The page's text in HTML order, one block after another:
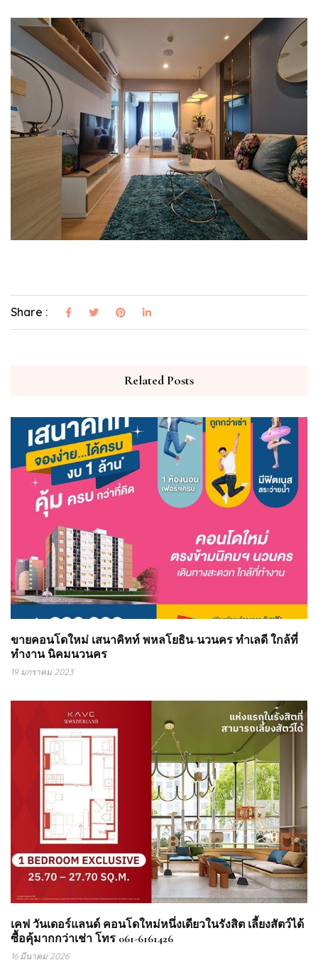
Share :
Related Posts
ขายคอนโดใหม่ เสนาคิทท์ พหลโยธิน-นวนคร ทำเลดี ใกล้ที่
ทำงาน นิคมนวนคร
19 มกราคม 2023
เคฟ วันเดอร์แลนด์ คอนโดใหม่หนึ่งเดียวในรังสิต เลี้ยงสัตว์ได้
ซื้อคุ้มากกว่าเช่า โทร 061-6161426
16 มีนาคม 2026